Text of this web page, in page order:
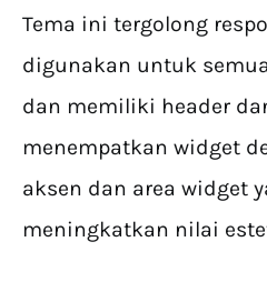
Tema ini tergolong
digunakan untuk
dan memiliki header
menempatkan widget
aksen dan area widget
meningkatkan nilai